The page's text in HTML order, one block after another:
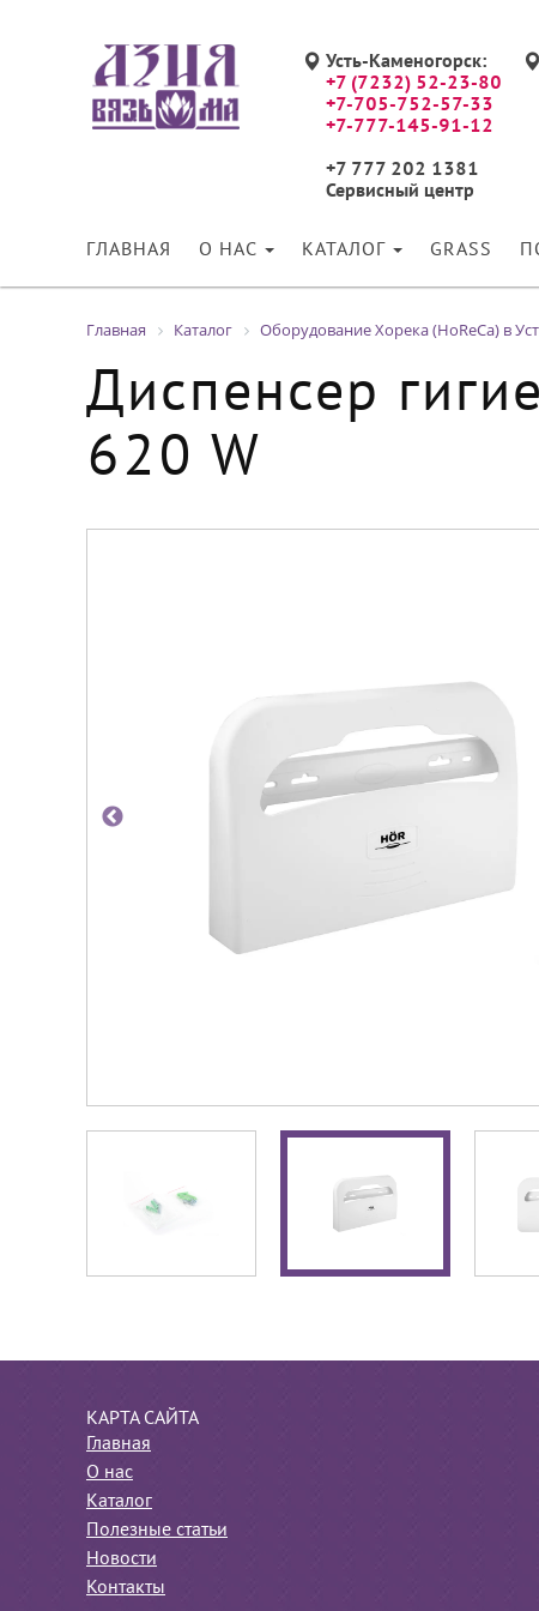
Усть-Каменогорск:
+7 (7232) 52-23-80
+7-705-752-57-33
+7-777-145-91-12
+7 777 202 1381
Сервисный центр
ГЛАВНАЯ О НАС КАТАЛОГ GRASS
Главная Каталог Оборудование Хорека (HoReCa) в
Диспенсер
620 W
КАРТА САЙТА
Главная
О нас
Каталог
Полезные статьи
Новости
Контакты